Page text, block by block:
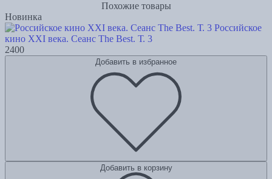
Похожие товары
Новинка
Российское
кино XXI века. Сеанс The Best. Т. 3
2400
Добавить в избранное
Добавить в корзину